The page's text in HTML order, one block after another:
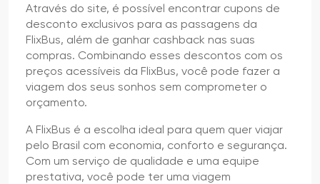
Através do site, é possível encontrar cupons de
desconto exclusivos para as passagens da
FlixBus, além de ganhar cashback nas suas
compras. Combinando esses descontos com os
preços acessíveis da FlixBus, você pode fazer a
viagem dos seus sonhos sem comprometer o
orçamento.
A FlixBus é a escolha ideal para quem quer viajar
pelo Brasil com economia, conforto e segurança.
Com um serviço de qualidade e uma equipe
prestativa, você pode ter uma viagem